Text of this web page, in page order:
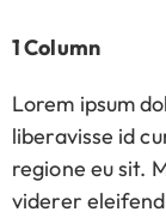
1 Column
Lorem ipsum
liberavisse id
regione eu sit.
viderer